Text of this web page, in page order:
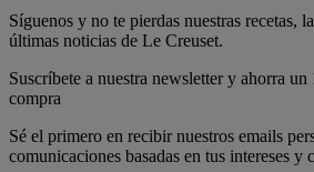
Síguenos y no te pierdas nuestras recetas,
últimas noticias de Le Creuset.
Suscríbete a nuestra newsletter y ahorra
compra
Sé el primero en recibir nuestros emails
comunicaciones basadas en tus intereses y